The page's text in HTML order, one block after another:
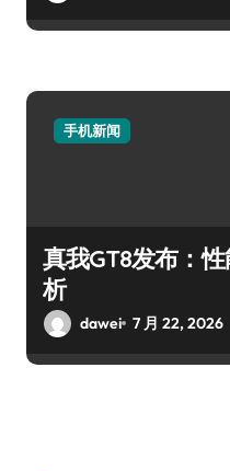
手机新闻
真我GT8发布：
析
dawei 7 月 22, 2026